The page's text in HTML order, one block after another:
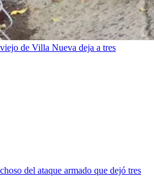
de Villa Nueva deja a tres
del ataque armado que dejó tres